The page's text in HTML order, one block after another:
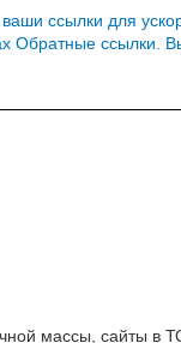
ссылки для
Обратные ссылки.
массы, сайты в